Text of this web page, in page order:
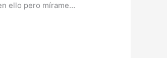
ello pero mírame…